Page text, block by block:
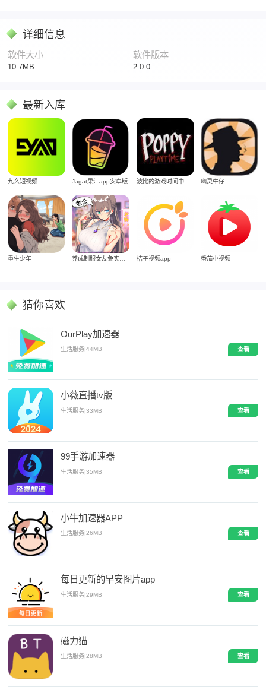
详细信息
软件大小
10.7MB
软件版本
2.0.0
最新入库
九幺短视频 Jagat果汁app安卓版 波比的游戏时间中文版 幽灵牛仔
重生少年 桔子视频app 番茄小视频
猜你喜欢
OurPlay加速器
生活服务|44MB 查看
小薇直播tv版
生活服务|33MB 查看
99手游加速器
生活服务|35MB 查看
小牛加速器APP
生活服务 |26MB 查看
每日更新的早安图片app
生活服务|29MB 查看
磁力猫
生活服务|28MB 查看